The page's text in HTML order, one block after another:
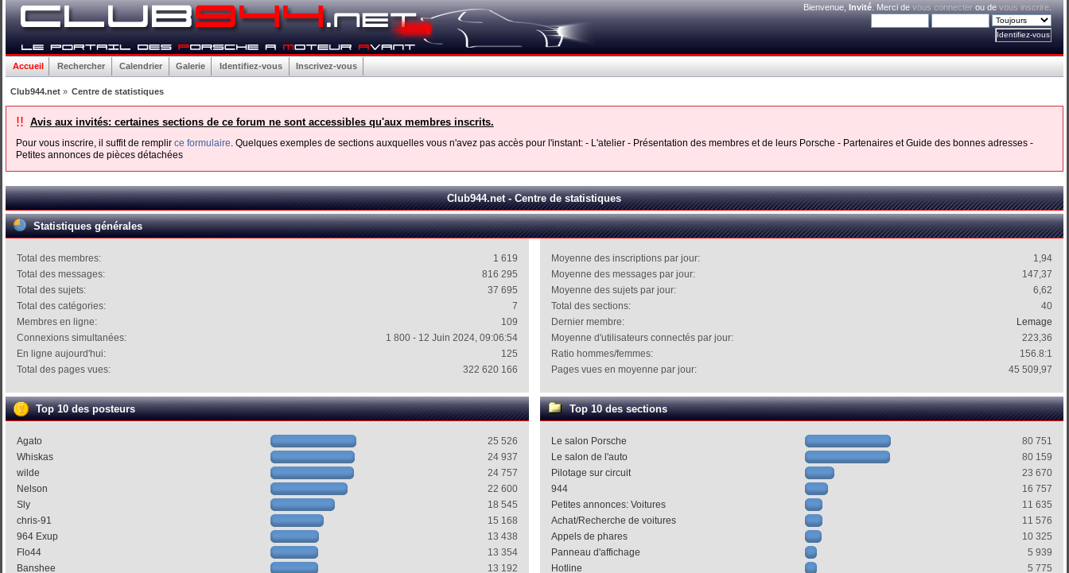
Bienvenue,Invité . Merci devous connecter ou devous inscrire
Accueil Rechercher Calendrier Galerie Identifiez-vous Inscrivez-vous
Club944.net» Centre de statistiques
!! Avis aux invités: certaines sections de ce forum ne sont accessibles qu'aux membres inscrits.
Pour vous inscrire, il suffit de remplir ce formulaire. Quelques exemples de sections auxquelles vous n'avez pas accès pour l'instant: - L'atelier - Présentation des membres et de leurs Porsche - Partenaires et Guide des bonnes adresses -
Petites annonces de pièces détachées
Club944.net - Centre de statistiques
Statistiques générales
Total des membres:
1 619
Total des messages:
816 295
Total des sujets:
37 695
Total des catégories:
7
Membres en ligne:
109
Connexions simultanées:
1 800 - 12 Juin 2024, 09:06:54
En ligne aujourd'hui:
125
Total des pages vues:
322 620 166
Moyenne des inscriptions par jour:
1,94
Moyenne des messages par jour:
147,37
Moyenne des sujets par jour:
6,62
Total des sections:
40
Dernier membre:
Lemage
Moyenne d'utilisateurs connectés par jour:
223,36
Ratio hommes/femmes:
156.8:1
Pages vues en moyenne par jour:
45 509,97
Top 10 des posteurs
Agato
25 526
Whiskas
24 937
wilde
24 757
Nelson
22 600
Sly
18 545
chris-91
15 168
964 Exup
13 438
Flo44
13 354
Banshee
13 192
Top 10 des sections
Le salon Porsche
80 751
Le salon de l'auto
80 159
Pilotage sur circuit
23 670
944
16 757
Petites annonces: Voitures
11 635
Achat/Recherche de voitures
11 576
Appels de phares
10 325
Panneau d'affichage
5 939
Hotline
5 775